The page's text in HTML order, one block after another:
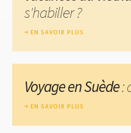
s'habiller ?
EN SAVOIR PLUS
Voyage en Suède:
EN SAVOIR PLUS